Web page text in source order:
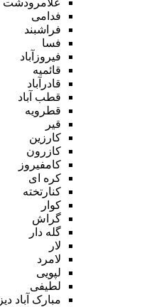
فدامی
فراشبند
فسا
فیروزآباد
قائمیه
قادرآباد
قطب آباد
قطرویه
قیر
کارزین
کازرون
کامفیروز
کره ای
کنارتخته
کوار
گراش
گله دار
لار
لامرد
لپویی
لطیفی
مبارک آباد دیز